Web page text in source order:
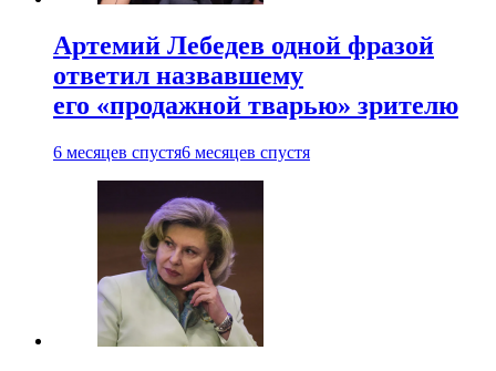
Артемий Лебедев одной фразой
ответил назвавшему
его «продажной тварью» зрителю
6 месяцев спустя6 месяцев спустя